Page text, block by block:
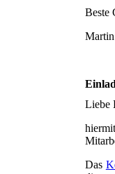
Beste
Liebe
Das